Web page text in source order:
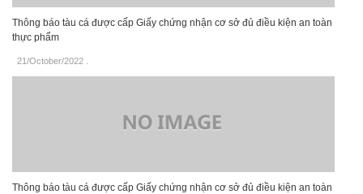
Thông báo tàu cá được cấp Giấy chứng nhận cơ sở đủ điều kiện an toàn
thực phẩm
21/October/2022
Thông báo tàu cá được cấp Giấy chứng nhận cơ sở đủ điều kiện an toàn